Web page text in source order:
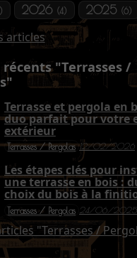
2026 (4) 2025 (6)
articles
"Terrasses /
Terrasses / Pergolas 12/02/2026
Terrasse et pergola en
duo parfait pour votre
extérieur
Terrasses / Pergolas 24/06/2025
Les étapes clés pour
une terrasse en bois :
choix du bois à la
"Terrasses /